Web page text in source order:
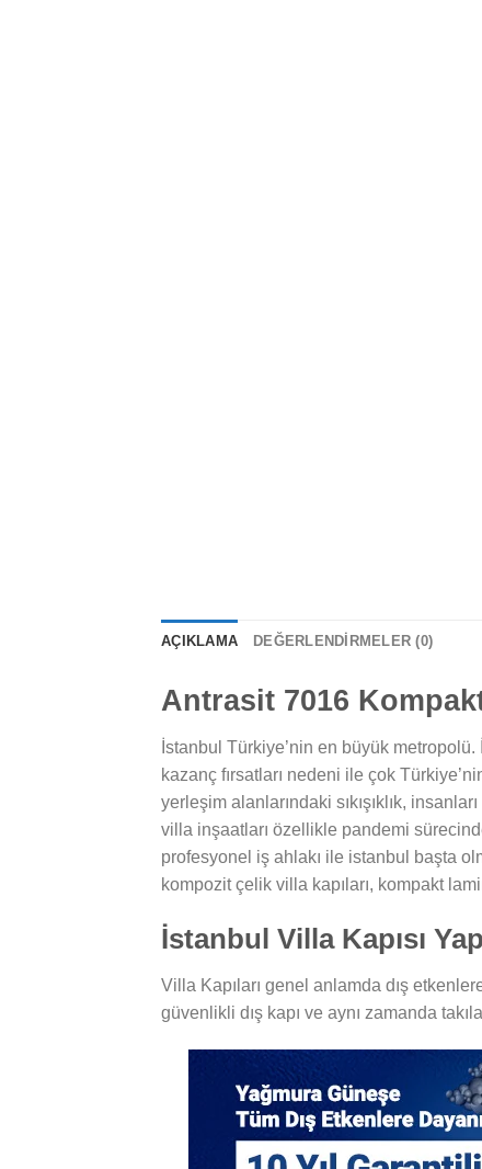
AÇIKLAMA DEĞERLENDIRMELER (0)
Antrasit 7016
İstanbul Türkiye’nin en büyük
kazanç fırsatları nedeni ile çok
yerleşim alanlarındaki sıkışıklık,
villa inşaatları özellikle pandemi
profesyonel iş ahlakı ile istanbul başta
kompozit çelik villa kapıları, kompakt
İstanbul Villa Kapısı
Villa Kapıları genel anlamda dış
güvenlikli dış kapı ve aynı zamanda